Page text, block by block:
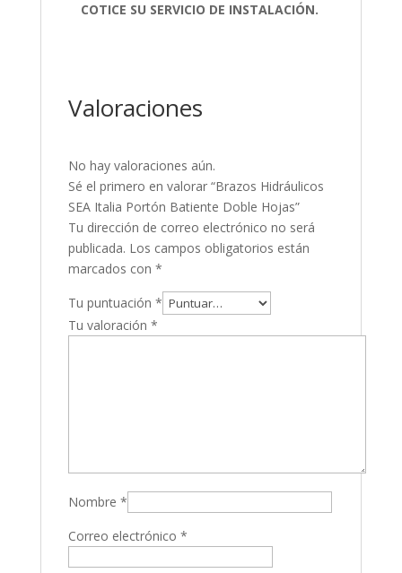
COTICE SU SERVICIO DE INSTALACIÓN.
Valoraciones
No hay valoraciones aún.
Sé el primero en valorar “Brazos Hidráulicos
SEA Italia Portón Batiente Doble Hojas”
Tu dirección de correo electrónico no será
publicada. Los campos obligatorios están
marcados con *
Tu puntuación *
Tu valoración *
Nombre *
Correo electrónico *